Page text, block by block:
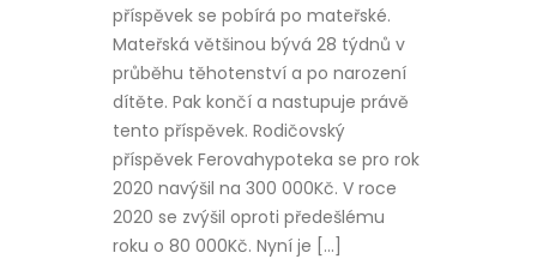
příspěvek se pobírá po mateřské.
Mateřská většinou bývá 28 týdnů v
průběhu těhotenství a po narození
dítěte. Pak končí a nastupuje právě
tento příspěvek. Rodičovský
příspěvek Ferovahypoteka se pro rok
2020 navýšil na 300 000Kč. V roce
2020 se zvýšil oproti předešlému
roku o 80 000Kč. Nyní je […]